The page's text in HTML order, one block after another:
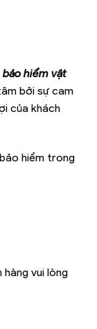
bảo hiểm vật
bởi sự cam
của khách
hiểm trong
hàng vui lòng